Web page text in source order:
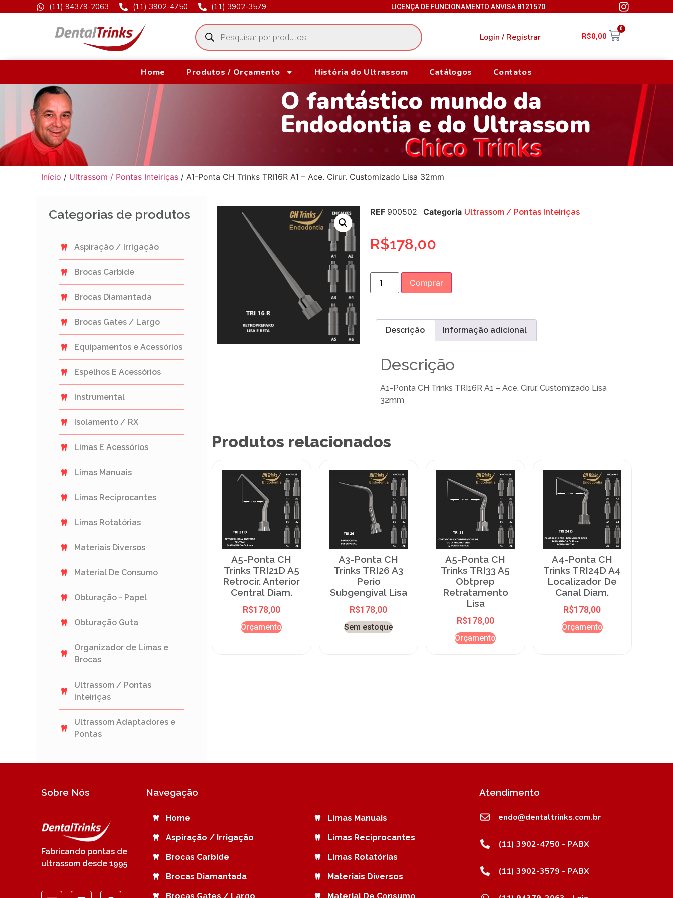
(11) 94379-2063 (11) 3902-4750 (11) 3902-3579 LICENÇA DE FUNCIONAMENTO ANVISA 8121570
Login / Registrar R$0,00
0
Home Produtos / Orçamento História do Ultrassom Catálogos Contatos
O fantástico mundo da
Endodontia e do Ultrassom
Chico Trinks
Início / Ultrassom / Pontas Inteiriças / A1-Ponta CH Trinks TRI16R A1 – Ace. Cirur. Customizado Lisa 32mm
Categorias de produtos
Aspiração / Irrigação
Brocas Carbide
Brocas Diamantada
Brocas Gates / Largo
Equipamentos e Acessórios
Espelhos E Acessórios
Instrumental
Isolamento / RX
Limas E Acessórios
Limas Manuais
Limas Reciprocantes
Limas Rotatórias
Materiais Diversos
Material De Consumo
Obturação - Papel
Obturação Guta
Organizador de Limas e
Brocas
Ultrassom / Pontas
Inteiriças
Ultrassom Adaptadores e
Pontas
REF 900502 Categoria Ultrassom / Pontas Inteiriças
R$178,00
Comprar
Descrição Informação adicional
Descrição
A1-Ponta CH Trinks TRI16R A1 – Ace. Cirur. Customizado Lisa
32mm
Produtos relacionados
A5-Ponta CH
Trinks TRI21D A5
Retrocir. Anterior
Central Diam.
R$178,00
Orçamento
A3-Ponta CH
Trinks TRI26 A3
Perio
Subgengival Lisa
R$178,00
Sem estoque
A5-Ponta CH
Trinks TRI33 A5
Obtprep
Retratamento
Lisa
R$178,00
Orçamento
A4-Ponta CH
Trinks TRI24D A4
Localizador De
Canal Diam.
R$178,00
Orçamento
Sobre Nós
Fabricando pontas de
ultrassom desde 1995
Navegação
Home
Aspiração / Irrigação
Brocas Carbide
Brocas Diamantada
Limas Manuais
Limas Reciprocantes
Limas Rotatórias
Materiais Diversos
Atendimento
endo@dentaltrinks.com.br
(11) 3902-4750 - PABX
(11) 3902-3579 - PABX